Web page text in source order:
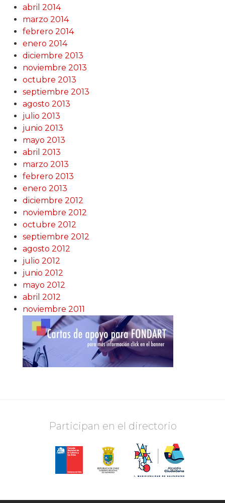
abril 2014
marzo 2014
febrero 2014
enero 2014
diciembre 2013
noviembre 2013
octubre 2013
septiembre 2013
agosto 2013
julio 2013
junio 2013
mayo 2013
abril 2013
marzo 2013
febrero 2013
enero 2013
diciembre 2012
noviembre 2012
octubre 2012
septiembre 2012
agosto 2012
julio 2012
junio 2012
mayo 2012
abril 2012
noviembre 2011
Participan en el directorio